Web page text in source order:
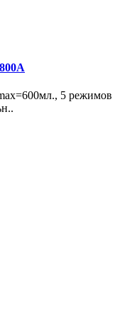
5 режимов